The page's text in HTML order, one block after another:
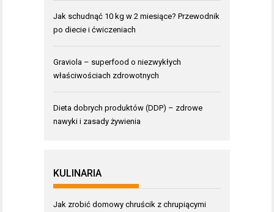
Jak schudnąć 10 kg w 2 miesiące? Przewodnik
po diecie i ćwiczeniach
Graviola – superfood o niezwykłych
właściwościach zdrowotnych
Dieta dobrych produktów (DDP) – zdrowe
nawyki i zasady żywienia
KULINARIA
Jak zrobić domowy chruścik z chrupiącymi